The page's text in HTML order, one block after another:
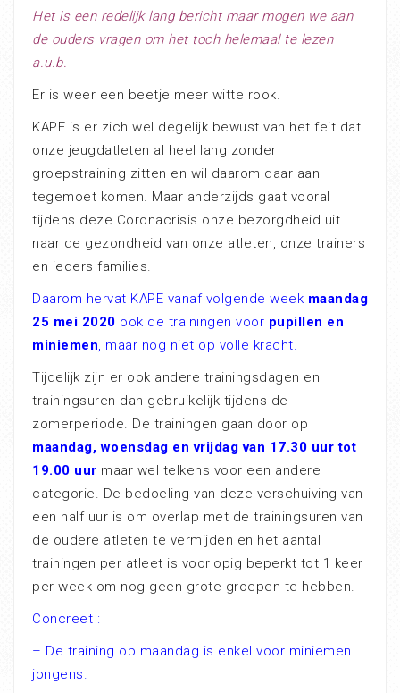
Het is een redelijk lang bericht maar mogen we aan
de ouders vragen om het toch helemaal te lezen
a.u.b.
Er is weer een beetje meer witte rook.
KAPE is er zich wel degelijk bewust van het feit dat
onze jeugdatleten al heel lang zonder
groepstraining zitten en wil daarom daar aan
tegemoet komen. Maar anderzijds gaat vooral
tijdens deze Coronacrisis onze bezorgdheid uit
naar de gezondheid van onze atleten, onze trainers
en ieders families.
Daarom hervat KAPE vanaf volgende week maandag
25 mei 2020 ook de trainingen voor pupillen en
miniemen, maar nog niet op volle kracht.
Tijdelijk zijn er ook andere trainingsdagen en
trainingsuren dan gebruikelijk tijdens de
zomerperiode. De trainingen gaan door op
maandag, woensdag en vrijdag van 17.30 uur tot
19.00 uur maar wel telkens voor een andere
categorie. De bedoeling van deze verschuiving van
een half uur is om overlap met de trainingsuren van
de oudere atleten te vermijden en het aantal
trainingen per atleet is voorlopig beperkt tot 1 keer
per week om nog geen grote groepen te hebben.
Concreet :
– De training op maandag is enkel voor miniemen
jongens.